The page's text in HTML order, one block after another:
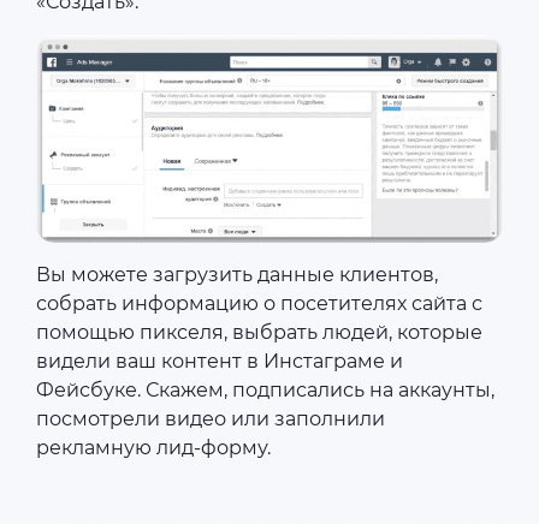
Вы можете загрузить данные клиентов,
собрать информацию о посетителях сайта с
помощью пикселя, выбрать людей, которые
видели ваш контент в Инстаграме и
Фейсбуке. Скажем, подписались на аккаунты,
посмотрели видео или заполнили
рекламную лид-форму.